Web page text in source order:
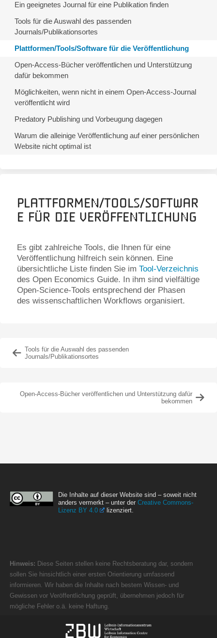
Ein geeignetes Journal für eine Publikation finden
Tools für die Auswahl des passenden
Journals/Publikationsortes
Plattformen/Tools/Software für die Veröffentlichung
Open-Access-Bücher veröffentlichen und Unterstützung
dafür bekommen
Möglichkeiten, wenn nicht in einem Open-Access-Journal
veröffentlicht wird
Predatory Publishing und Vorbeugung dagegen
Warum die alleinige Veröffentlichung auf einer persönlichen
Website nicht optimal ist
Plattformen/Tools/Softwar
e für die Veröffentlichung
Es gibt zahlreiche Tools, die Ihnen für eine
Veröffentlichung hilfreich sein können. Eine
übersichtliche Liste finden Sie im Tool-Verzeichnis
des Open Economics Guide. In ihm sind vielfältige
Open-Science-Tools entsprechend der Phasen
des wissenschaftlichen Workflows organisiert.
Tools für die Auswahl des passenden
Journals/Publikationsortes
Open-Access-Bücher veröffentlichen und Unterstützung dafür
bekommen
Die Inhalte auf dieser Website sind – soweit nicht
anders vermerkt – unter der Creative Commons-
Lizenz BY 4.0
lizenziert.
Hinweis: Diese Seiten stellen keine Rechtsberatung dar, sondern
sollen Sie hinsichtlich einer ersten Orientierung umfassend
informieren. Wir haben die Inhalte nach bestem Wissen- und
Gewissen vor Veröffentlichung geprüft, übernehmen jedoch für
mögliche Fehler o.ä. keine Haftung.